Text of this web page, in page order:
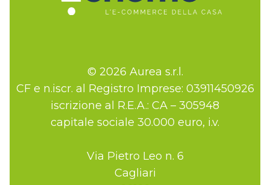
© 2026 Aurea s.r.l.
CF e n.iscr. al Registro Imprese: 03911450926
iscrizione al R.E.A.: CA – 305948
capitale sociale 30.000 euro, i.v.
Via Pietro Leo n. 6
Cagliari